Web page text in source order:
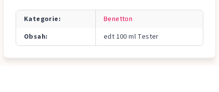
Kategorie:
Benetton
Obsah: edt 100 ml Tester